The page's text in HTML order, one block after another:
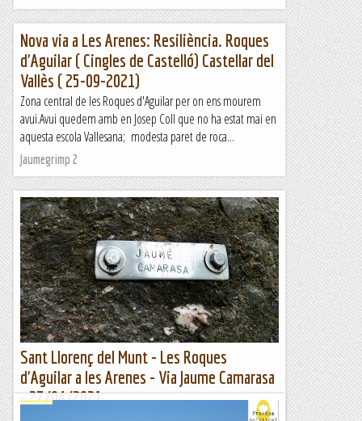
Nova via a Les Arenes: Resiliència. Roques
d'Aguilar ( Cingles de Castelló) Castellar del
Vallès ( 25-09-2021)
Zona central de les Roques d'Aguilar per on ens mourem
avui.Avui quedem amb en Josep Coll que no ha estat mai en
aquesta escola Vallesana; modesta paret de roca...
Jaumegrimp 2
Sant Llorenç del Munt - Les Roques
d'Aguilar a les Arenes - Via Jaume Camarasa
- 27/04/2021